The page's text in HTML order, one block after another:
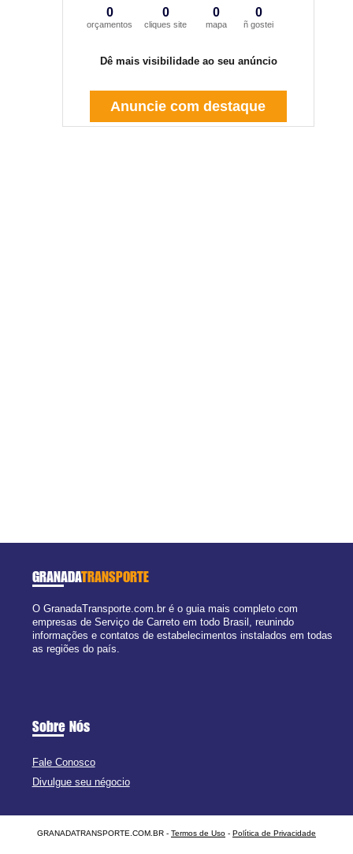
0
orçamentos
0
cliques site
0
mapa
0
ñ gostei
Dê mais visibilidade ao seu anúncio
Anuncie com destaque
GRANADATRANSPORTE
O GranadaTransporte.com.br é o guia mais completo com
empresas de Serviço de Carreto em todo Brasil, reunindo
informações e contatos de estabelecimentos instalados em todas
as regiões do país.
Sobre Nós
Fale Conosco
Divulgue seu négocio
GRANADATRANSPORTE.COM.BR - Termos de Uso - Política de Privacidade